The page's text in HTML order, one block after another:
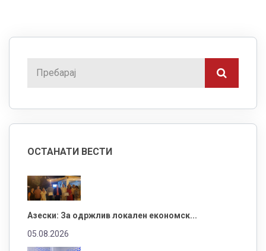
ОСТАНАТИ ВЕСТИ
Азески: За одржлив локален економск...
05.08.2026